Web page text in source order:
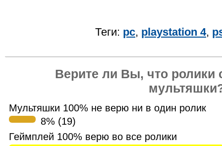
Теги: pc, playstation 4,
Верите ли Вы, что ролики
Мультяшки 100% не верю ни в один ролик
8% (19)
Геймплей 100% верю во все ролики